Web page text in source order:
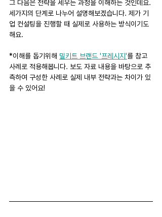
그 다음은 전략을 세우는 과정을 이해하는 것인데요.
세가지의 단계로 나누어 설명해보겠습니다. 제가 기
업 컨설팅을 진행할 때 실제로 사용하는 방식이기도
해요.
*이해를 돕기위해 밀키트 브랜드 '프레시지'를 참고
사례로 적용해봅니다. 보도 자료 내용을 바탕으로 추
측하여 구성한 사례로 실제 내부 전략과는 차이가 있
을 수 있어요!